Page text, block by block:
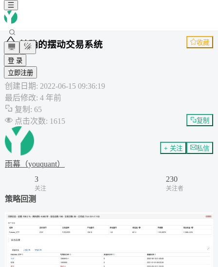
登 录
立即注册
精确的摆动交易系统 收藏
IFF
TSL
通用策略
创建日期: 2022-06-15 09:36:19
最后修改: 4 年前
复制 : 65
点击次数: 1615 复制
雨幕（youquant）
+ 关注 私信
3
关注
230
关注者
策略回测